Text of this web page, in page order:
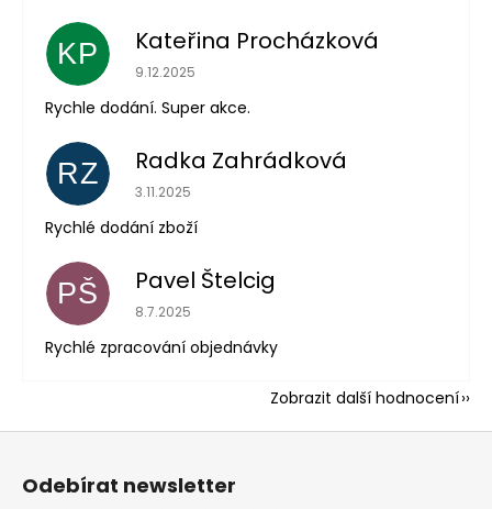
KP Kateřina Procházková
Hodnocení obchodu je 5 z 5 hvězdiček.
9.12.2025
Rychle dodání. Super akce.
RZ Radka Zahrádková
Hodnocení obchodu je 5 z 5 hvězdiček.
3.11.2025
Rychlé dodání zboží
PŠ Pavel Štelcig
Hodnocení obchodu je 5 z 5 hvězdiček.
8.7.2025
Rychlé zpracování objednávky
Zobrazit další hodnocení
Z
Odebírat newsletter